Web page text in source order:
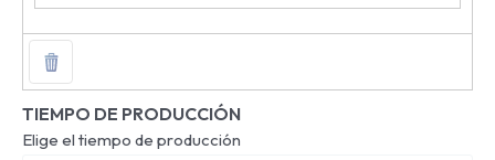
TIEMPO DE PRODUCCIÓN
Elige el tiempo de producción